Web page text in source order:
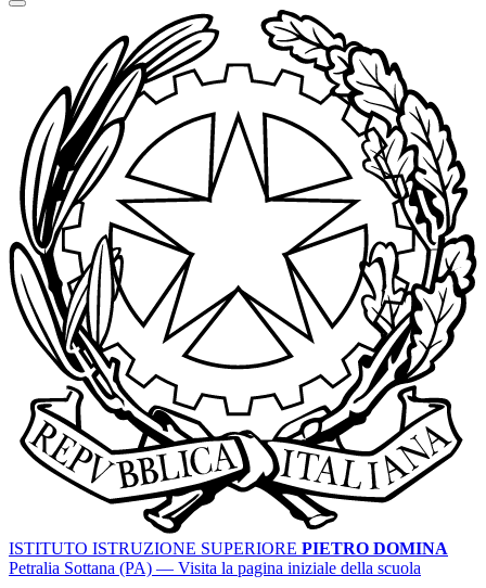
ISTITUTO ISTRUZIONE SUPERIORE PIETRO DOMINA
Petralia Sottana (PA) — Visita la pagina iniziale della scuola